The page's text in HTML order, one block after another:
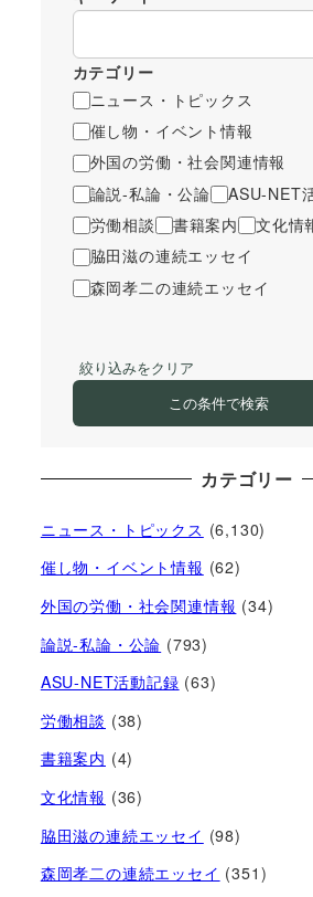
カテゴリー
ニュース・トピックス
催し物・イベント情報
外国の労働・社会関連情報
論説-私論・公論
ASU-NET
労働相談
書籍案内
文化情
脇田滋の連続エッセイ
森岡孝二の連続エッセイ
絞り込みをクリア
この条件で検索
カテゴリー
ニュース・トピックス (6,130)
催し物・イベント情報 (62)
外国の労働・社会関連情報 (34)
論説-私論・公論 (793)
ASU-NET活動記録 (63)
労働相談 (38)
書籍案内 (4)
文化情報 (36)
脇田滋の連続エッセイ (98)
森岡孝二の連続エッセイ (351)